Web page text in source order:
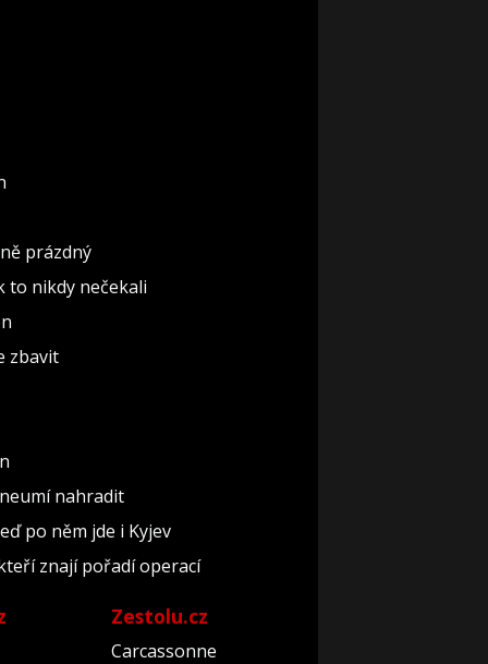
prázdný
to nikdy nečekali
zbavit
nahradit
po něm jde i Kyjev
znají pořadí operací
Zestolu.cz
Carcassonne